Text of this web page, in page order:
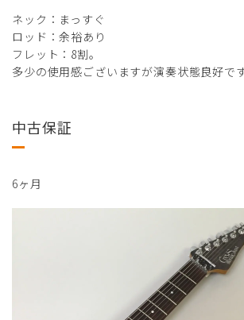
ネック：まっすぐ
ロッド：余裕あり
フレット：8割。
多少の使用感ございますが演奏状態良好です
中古保証
6ヶ月